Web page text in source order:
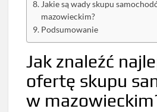
Jakie są wady skupu
mazowieckim?
Podsumowanie
Jak znaleźć
ofertę skupu
w